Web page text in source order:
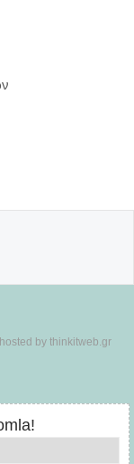
by thinkitweb.gr